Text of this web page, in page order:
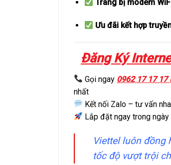
Trang bị modem
Ưu đãi kết hợp
Đăng Ký
Gọi ngay 0962 17 17 17
nhất
Kết nối Zalo – tư vấn
Lắp đặt ngay trong
Viettel luôn đồng
tốc độ vượt trội